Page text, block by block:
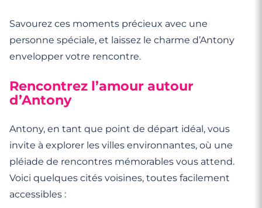
Savourez ces moments précieux avec une
personne spéciale, et laissez le charme d’Antony
envelopper votre rencontre.
Rencontrez l’amour autour
d’Antony
Antony, en tant que point de départ idéal, vous
invite à explorer les villes environnantes, où une
pléiade de rencontres mémorables vous attend.
Voici quelques cités voisines, toutes facilement
accessibles :